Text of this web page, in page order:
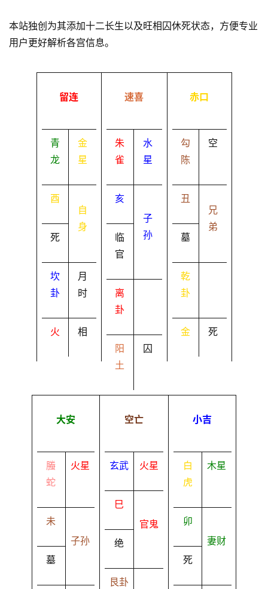
本站独创为其添加十二长生以及旺相囚休死状态，方便专业
用户更好解析各宫信息。
留连
青
龙
金
星
酉
死
自
身
坎
卦
月
时
火 相
速喜
朱
雀
水
星
亥
临
官
子
孙
离
卦
阳
土
囚
赤口
勾
陈
空
丑
墓
兄
弟
乾
卦
金 死
大安
螣
蛇
火星
未
墓
子孙
空亡
玄武 火星
巳
绝
官鬼
艮卦
小吉
白
虎
木星
卯
死
妻财